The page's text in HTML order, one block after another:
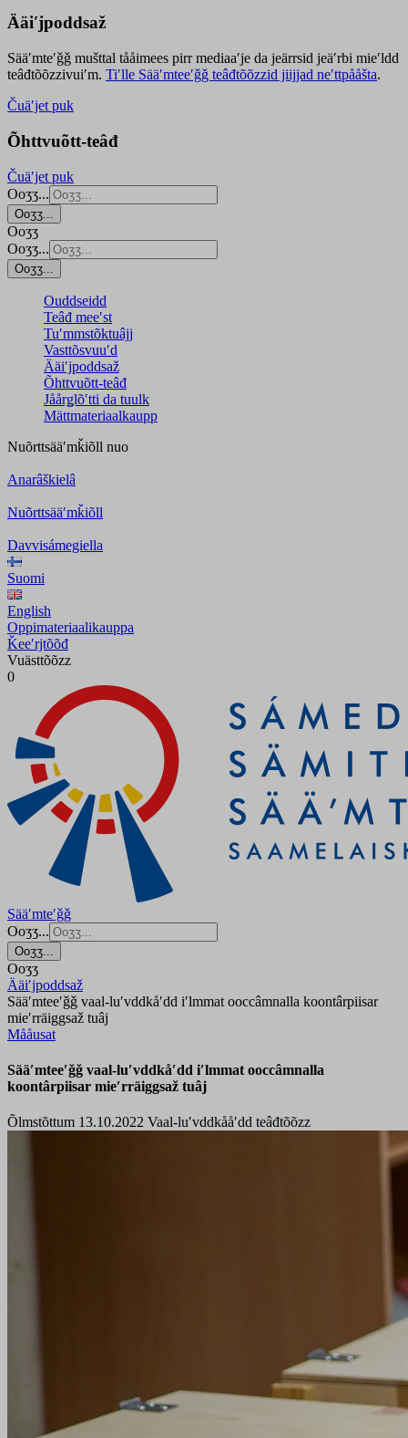
Ääiʹjpoddsaž
Sääʹmteʹǧǧ mušttal tååimees pirr mediaaʹje da jeärrsid jeäʹrbi mieʹldd
teâđtõõzzivuiʹm. Tiʹlle Sääʹmteeʹǧǧ teâđtõõzzid jiijjad neʹttpååšta.
Čuäʹjet puk
Õhttvuõtt-teâđ
Čuäʹjet puk
Ooʒʒ...
Ooʒʒ...
Ooʒʒ
Ooʒʒ...
Ooʒʒ...
Ouddseidd
Teâđ meeʹst
Tuʹmmstõktuâjj
Vasttõsvuuʹd
Ääiʹjpoddsaž
Õhttvuõtt-teâđ
Jåårǥlõʹtti da tuulk
Mättmateriaalkaupp
Nuõrttsääʹmǩiõll nuo
Anarâškielâ
Nuõrttsääʹmǩiõll
Davvisámegiella
Suomi
English
Oppimateriaalikauppa
Ǩeeʹrjtõõđ
Vuästtõõzz
0
Sääʹmteʹǧǧ
Ooʒʒ...
Ooʒʒ...
Ooʒʒ
Ääiʹjpoddsaž
Sääʹmteeʹǧǧ vaal-luʹvddkåʹdd iʹlmmat ooccâmnalla koontârpiisar
mieʹrräiggsaž tuâj
Mååusat
Sääʹmteeʹǧǧ vaal-luʹvddkåʹdd iʹlmmat ooccâmnalla
koontârpiisar mieʹrräiggsaž tuâj
Õlmstõttum 13.10.2022 Vaal-luʹvddkååʹdd teâđtõõzz